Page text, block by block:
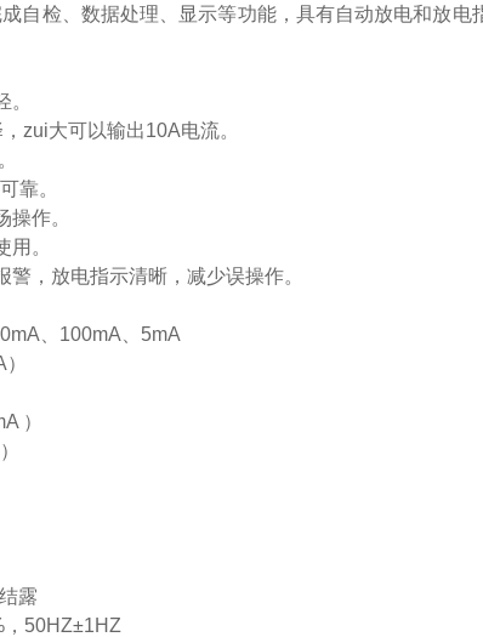
自检、数据处理、显示等功能，具有自动放电和放电
zui大可以输出10A电流。
靠。
作。
。
，放电指示清晰，减少误操作。
100mA
5mA
）
）
）
露
， 50HZ±1HZ